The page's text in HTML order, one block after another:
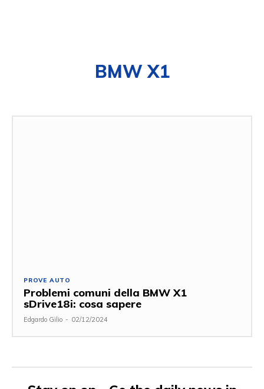
BMW X1
PROVE AUTO
Problemi comuni della BMW X1
sDrive18i: cosa sapere
Edgardo Gilio - 02/12/2024